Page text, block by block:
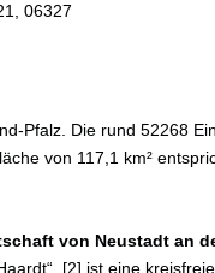
06327
Pfalz. Die rund 52268
von 117,1 km²
von Neustadt an
[2] ist eine